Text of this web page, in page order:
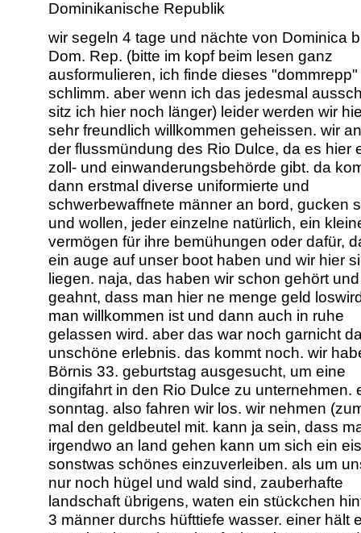
Dominikanische Republik
wir segeln 4 tage und nächte von Dominica
Dom. Rep. (bitte im kopf beim lesen ganz
ausformulieren, ich finde dieses
schlimm. aber wenn ich das jedesmal
sitz ich hier noch länger) leider werden wir
sehr freundlich willkommen geheissen. wir
der flussmündung des Rio Dulce, da es hier
zoll- und einwanderungsbehörde gibt. da
dann erstmal diverse uniformierte und
schwerbewaffnete männer an bord, gucken
und wollen, jeder einzelne natürlich, ein
vermögen für ihre bemühungen oder dafür,
ein auge auf unser boot haben und wir hier
liegen. naja, das haben wir schon gehört und
geahnt, dass man hier ne menge geld
man willkommen ist und dann auch in ruhe
gelassen wird. aber das war noch garnicht
unschöne erlebnis. das kommt noch. wir
Börnis 33. geburtstag ausgesucht, um eine
dingifahrt in den Rio Dulce zu unternehmen.
sonntag. also fahren wir los. wir nehmen
mal den geldbeutel mit. kann ja sein, dass
irgendwo an land gehen kann um sich ein
sonstwas schönes einzuverleiben. als um
nur noch hügel und wald sind, zauberhafte
landschaft übrigens, waten ein stückchen
3 männer durchs hüfttiefe wasser. einer hält